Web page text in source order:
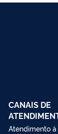
CANAIS DE
Atendimento